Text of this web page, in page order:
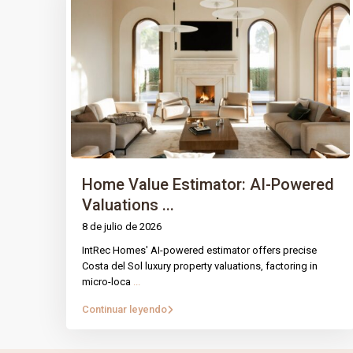
Home Value Estimator: AI-Powered
Valuations ...
8 de julio de 2026
IntRec Homes' AI-powered estimator offers precise
Costa del Sol luxury property valuations, factoring in
micro-loca ...
Continuar leyendo
IntRec Homesconecta el mundo
inmobiliario con el emprendimiento.
propiedades y startups, creando valor con
PÁGINAS